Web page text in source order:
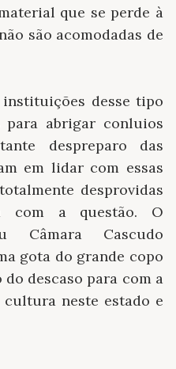
que se perde à
são acomodadas de
desse tipo
para abrigar conluios
despreparo das
em lidar com essas
desprovidas
com a questão. O
Câmara Cascudo
gota do grande copo
descaso para com a
neste estado e